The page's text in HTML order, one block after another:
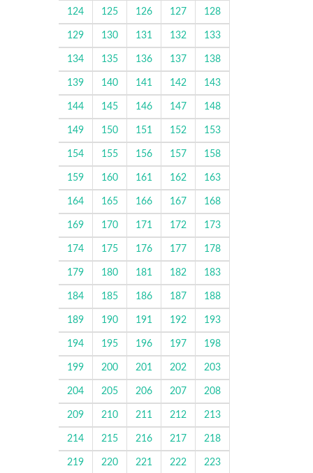
124 125 126 127 128
129 130 131 132 133
134 135 136 137 138
139 140 141 142 143
144 145 146 147 148
149 150 151 152 153
154 155 156 157 158
159 160 161 162 163
164 165 166 167 168
169 170 171 172 173
174 175 176 177 178
179 180 181 182 183
184 185 186 187 188
189 190 191 192 193
194 195 196 197 198
199 200 201 202 203
204 205 206 207 208
209 210 211 212 213
214 215 216 217 218
219 220 221 222 223